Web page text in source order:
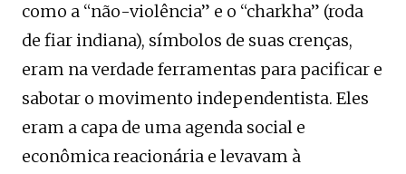
como a “não-violência” e o “charkha” (roda
de fiar indiana), símbolos de suas crenças,
eram na verdade ferramentas para pacificar e
sabotar o movimento independentista. Eles
eram a capa de uma agenda social e
econômica reacionária e levavam à